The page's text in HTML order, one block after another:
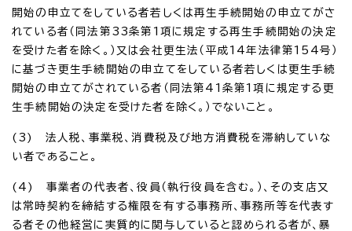
開始の申立てをしている者若しくは再生手続開始の申立てがさ
れている者（同法第33条第1項に規定する再生手続開始の決定
を受けた者を除く。）又は会社更生法（平成14年法律第154号）
に基づき更生手続開始の申立てをしている者若しくは更生手続
開始の申立てがされている者（同法第41条第1項に規定する更
生手続開始の決定を受けた者を除く。）でないこと。
(3) 法人税、事業税、消費税及び地方消費税を滞納していな
い者であること。
(4) 事業者の代表者、役員（執行役員を含む。）、その支店又
は常時契約を締結する権限を有する事務所、事務所等を代表す
る者その他経営に実質的に関与していると認められる者が、暴